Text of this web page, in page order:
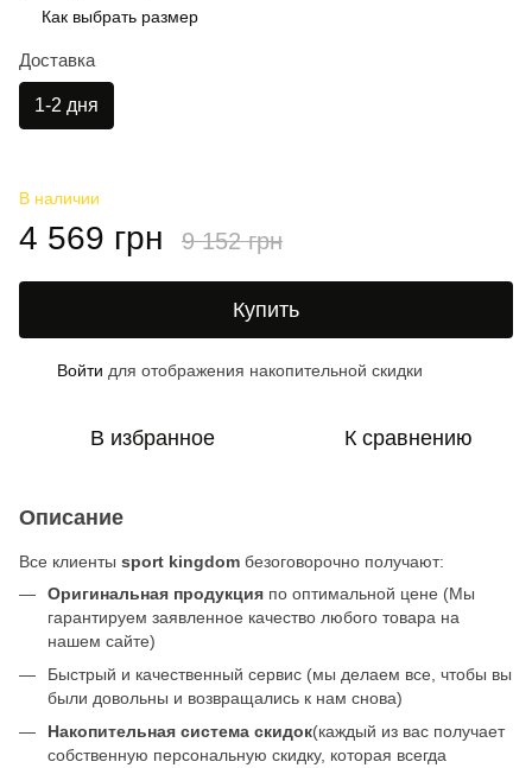
Как выбрать размер
Доставка
1-2 дня
В наличии
4 569 грн 9 152 грн
Купить
Войти для отображения накопительной скидки
В избранное К сравнению
Описание
Все клиенты sport kingdom безоговорочно получают:
Оригинальная продукция по оптимальной цене (Мы
гарантируем заявленное качество любого товара на
нашем сайте)
Быстрый и качественный сервис (мы делаем все, чтобы вы
были довольны и возвращались к нам снова)
Накопительная система скидок(каждый из вас получает
собственную персональную скидку, которая всегда